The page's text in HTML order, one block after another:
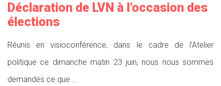
Déclaration de LVN à l’occasion des
élections
Réunis en visioconférence, dans le cadre de l’Atelier
politique ce dimanche matin 23 juin, nous nous sommes
demandés ce que ...